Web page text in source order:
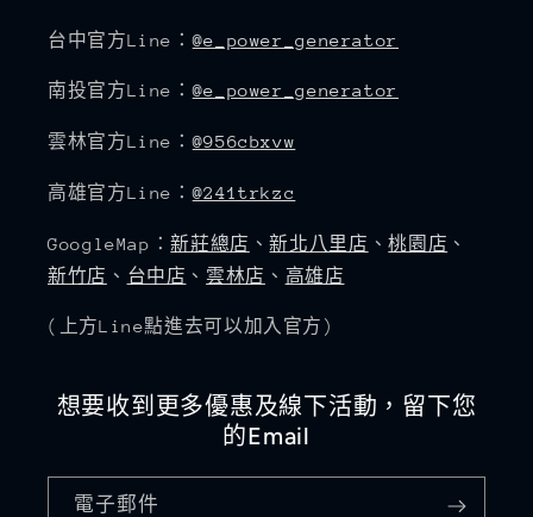
台中官方Line：@e_power_generator
南投官方Line：@e_power_generator
雲林官方Line：@956cbxvw
高雄官方Line：@241trkzc
GoogleMap：新莊總店 、新北八里店 、桃園店 、
新竹店 、 台中店 、雲林店 、 高雄店
(上方Line點進去可以加入官方)
想要收到更多優惠及線下活動，留下您
的Email
電子郵件